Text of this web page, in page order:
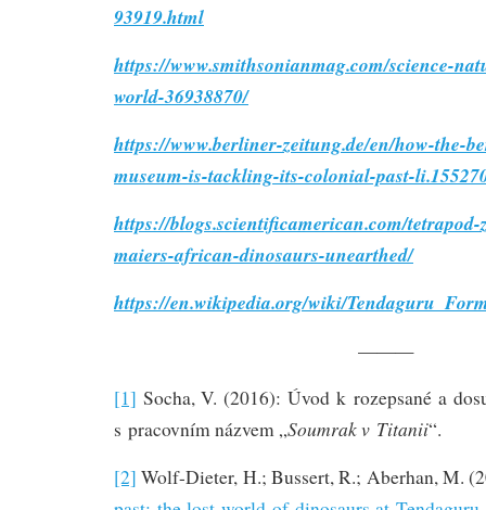
93919.html
https://www.smithsonianmag.com/science-
world-36938870/
https://www.berliner-zeitung.de/en/how-the-
museum-is-tackling-its-colonial-past-
https://blogs.scientificamerican.com/
maiers-african-dinosaurs-unearthed/
https://en.wikipedia.org/wiki/
———
[1] Socha, V. (2016): Úvod k rozepsané a
s pracovním názvem „Soumrak v Titanii“.
[2] Wolf-Dieter, H.; Bussert, R.; Aberhan, M.